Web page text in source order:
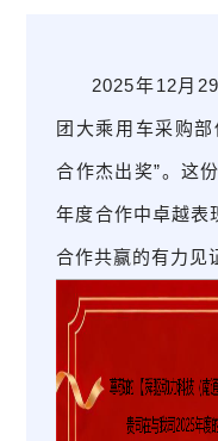
2025年12月
团大乘用车采购
合作杰出奖”。这
年度合作中卓越表
合作共赢的有力见